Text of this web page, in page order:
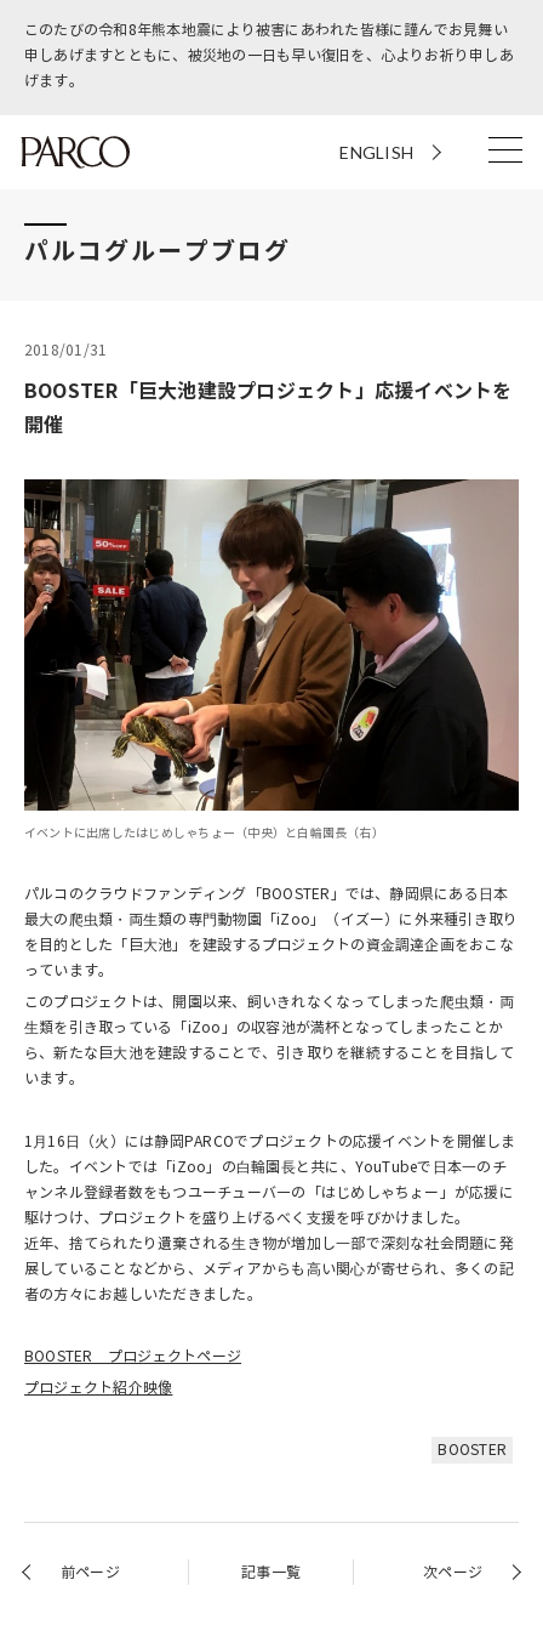
このたびの令和8年熊本地震により被害にあわれた皆様に謹んでお見舞い
申しあげますとともに、被災地の一日も早い復旧を、心よりお祈り申しあ
げます。
ENGLISH
パルコグループブログ
2018/01/31
BOOSTER「巨大池建設プロジェクト」応援イベントを
開催
イベントに出席したはじめしゃちょー（中央）と白輪園長（右）
パルコのクラウドファンディング「BOOSTER」では、静岡県にある⽇本
最⼤の爬⾍類・両⽣類の専⾨動物園「iZoo」（イズー）に外来種引き取り
を目的とした「巨⼤池」を建設するプロジェクトの資⾦調達企画をおこな
っています。
このプロジェクトは、開園以来、飼いきれなくなってしまった爬⾍類・両
⽣類を引き取っている「iZoo」の収容池が満杯となってしまったことか
ら、新たな巨⼤池を建設することで、引き取りを継続することを目指して
います。
1⽉16⽇（⽕）には静岡PARCOでプロジェクトの応援イベントを開催しま
した。イベントでは「iZoo」の⽩輪園⻑と共に、YouTubeで⽇本⼀のチ
ャンネル登録者数をもつユーチューバ―の「はじめしゃちょー」が応援に
駆けつけ、プロジェクトを盛り上げるべく⽀援を呼びかけました。
近年、捨てられたり遺棄される⽣き物が増加し⼀部で深刻な社会問題に発
展していることなどから、メディアからも⾼い関⼼が寄せられ、多くの記
者の方々にお越しいただきました。
BOOSTER プロジェクトページ
プロジェクト紹介映像
BOOSTER
前ページ 記事一覧 次ページ